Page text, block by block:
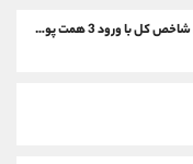
بورس 9 تیر 1405؛ رشد 68 هزار واحدی شاخص کل با ورود 3 همت پول حقیقی